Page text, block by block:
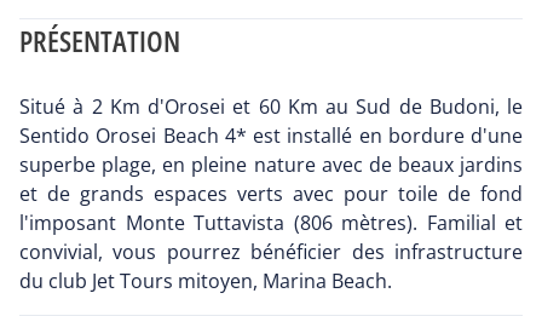
PRÉSENTATION
Situé à 2 Km d'Orosei et 60 Km au Sud de Budoni, le
Sentido Orosei Beach 4* est installé en bordure d'une
superbe plage, en pleine nature avec de beaux jardins
et de grands espaces verts avec pour toile de fond
l'imposant Monte Tuttavista (806 mètres). Familial et
convivial, vous pourrez bénéficier des infrastructure
du club Jet Tours mitoyen, Marina Beach.